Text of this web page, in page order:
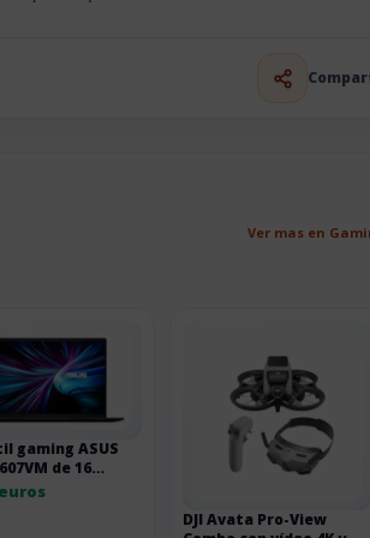
Ver mas en
gaming ASUS
de 16
LR06
DJI Avata Pro-View